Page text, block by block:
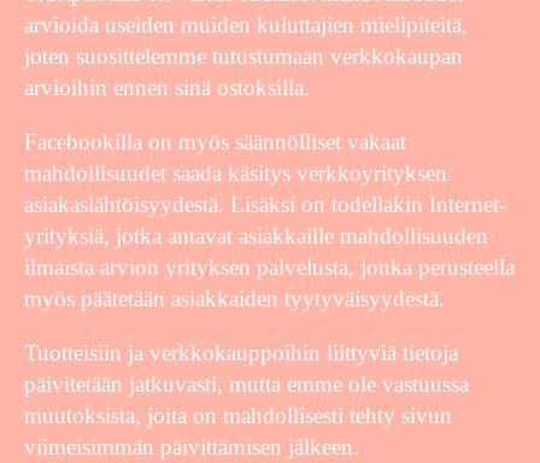
arvioida useiden muiden kuluttajien mielipiteitä,
joten suosittelemme tutustumaan verkkokaupan
arvioihin ennen sinä ostoksilla.
Facebookilla on myös säännölliset vakaat
mahdollisuudet saada käsitys verkkoyrityksen
asiakaslähtöisyydestä. Lisäksi on todellakin Internet-
yrityksiä, jotka antavat asiakkaille mahdollisuuden
ilmaista arvion yrityksen palvelusta, jonka perusteella
myös päätetään asiakkaiden tyytyväisyydestä.
Tuotteisiin ja verkkokauppoihin liittyviä tietoja
päivitetään jatkuvasti, mutta emme ole vastuussa
muutoksista, joita on mahdollisesti tehty sivun
viimeisimmän päivittämisen jälkeen.